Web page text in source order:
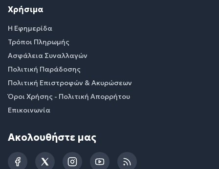
Χρήσιμα
Η Εφημερίδα
Τρόποι Πληρωμής
Ασφάλεια Συναλλαγών
Πολιτική Παράδοσης
Πολιτική Επιστροφών & Ακυρώσεων
Όροι Χρήσης - Πολιτική Απορρήτου
Επικοινωνία
Ακολουθήστε μας
FacebookTwitterInstagramYouTubeRSS